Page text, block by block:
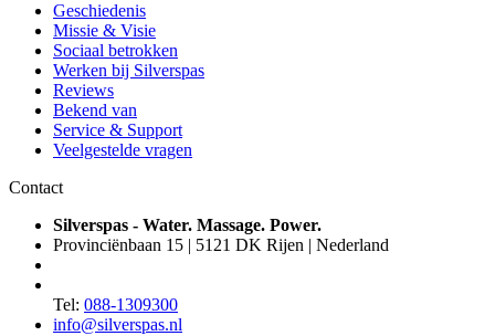
Geschiedenis
Missie & Visie
Sociaal betrokken
Werken bij Silverspas
Reviews
Bekend van
Service & Support
Veelgestelde vragen
Contact
Silverspas - Water. Massage. Power.
Provinciënbaan 15 | 5121 DK Rijen | Nederland
Tel: 088-1309300
info@silverspas.nl